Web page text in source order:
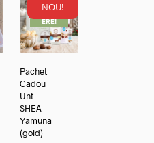
NOU!
REDUC
ERE!
Pachet
Cadou
Unt
SHEA –
Yamuna
(gold)